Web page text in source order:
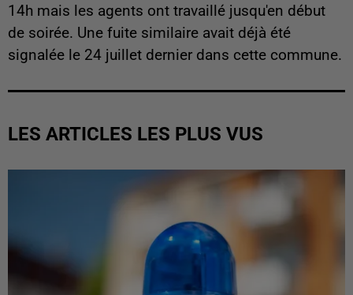
14h mais les agents ont travaillé jusqu'en début
de soirée. Une fuite similaire avait déjà été
signalée le 24 juillet dernier dans cette commune.
LES ARTICLES LES PLUS VUS